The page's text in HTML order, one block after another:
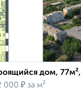
дом,
000 ₽ за м²